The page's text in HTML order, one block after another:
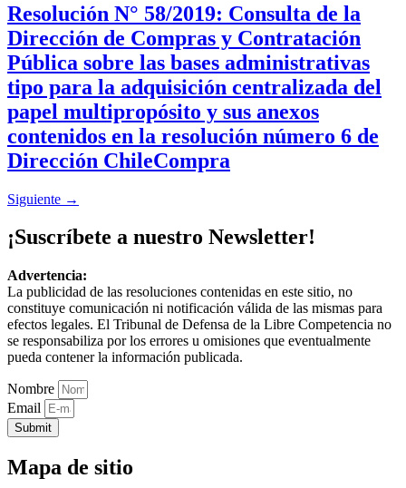
Resolución N° 58/2019: Consulta de la
Dirección de Compras y Contratación
Pública sobre las bases administrativas
tipo para la adquisición centralizada del
papel multipropósito y sus anexos
contenidos en la resolución número 6 de
Dirección ChileCompra
Siguiente →
¡Suscríbete a nuestro Newsletter!
Advertencia:
La publicidad de las resoluciones contenidas en este sitio, no
constituye comunicación ni notificación válida de las mismas para
efectos legales. El Tribunal de Defensa de la Libre Competencia no
se responsabiliza por los errores u omisiones que eventualmente
pueda contener la información publicada.
Nombre
Email
Submit
Mapa de sitio